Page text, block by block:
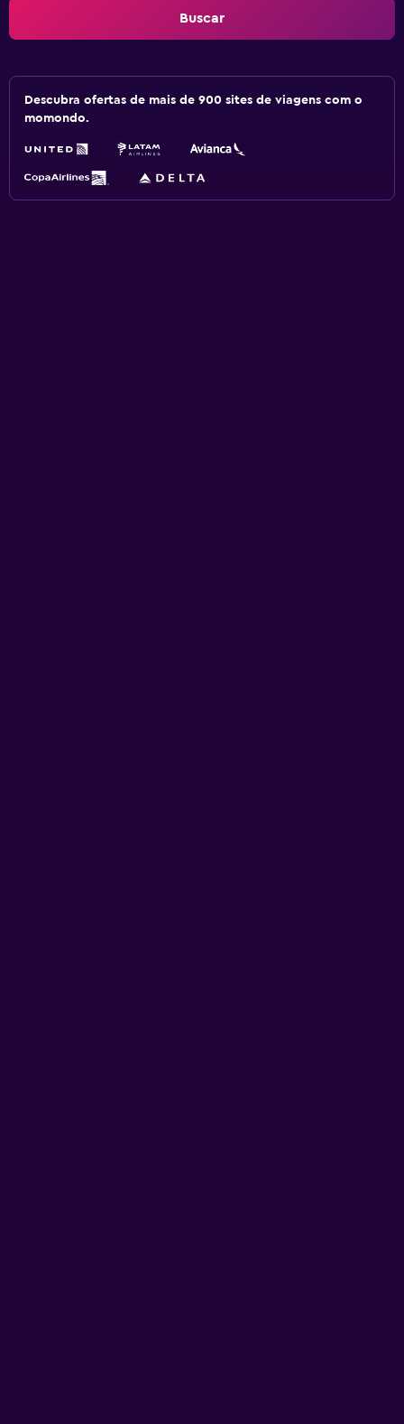
Buscar
Descubra ofertas de mais de 900 sites de viagens com o
momondo.